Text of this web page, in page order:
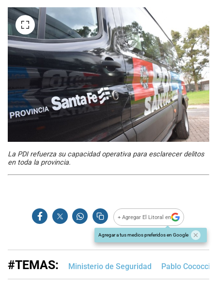
La PDI refuerza su capacidad operativa para esclarecer delitos
en toda la provincia.
+ Agregar El Litoral en
Agregar a tus medios preferidos en Google
#TEMAS: Ministerio de Seguridad Pablo